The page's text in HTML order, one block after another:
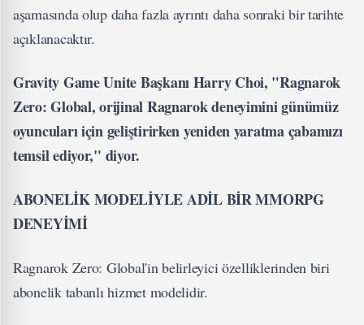
aşamasında olup daha fazla ayrıntı daha sonraki bir tarihte
açıklanacaktır.
Gravity Game Unite Başkanı Harry Choi, "Ragnarok
Zero: Global, orijinal Ragnarok deneyimini günümüz
oyuncuları için geliştirirken yeniden yaratma çabamızı
temsil ediyor," diyor.
ABONELİK MODELİYLE ADİL BİR MMORPG
DENEYİMİ
Ragnarok Zero: Global'in belirleyici özelliklerinden biri
abonelik tabanlı hizmet modelidir.